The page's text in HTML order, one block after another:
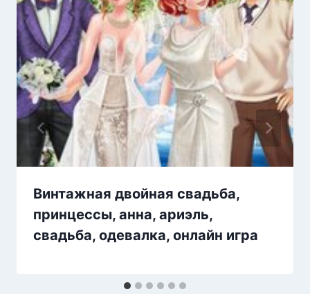
Винтажная двойная свадьба,
принцессы, анна, ариэль,
свадьба, одевалка, онлайн игра